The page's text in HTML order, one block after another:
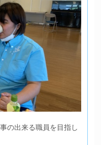
の出来る職員を目指し